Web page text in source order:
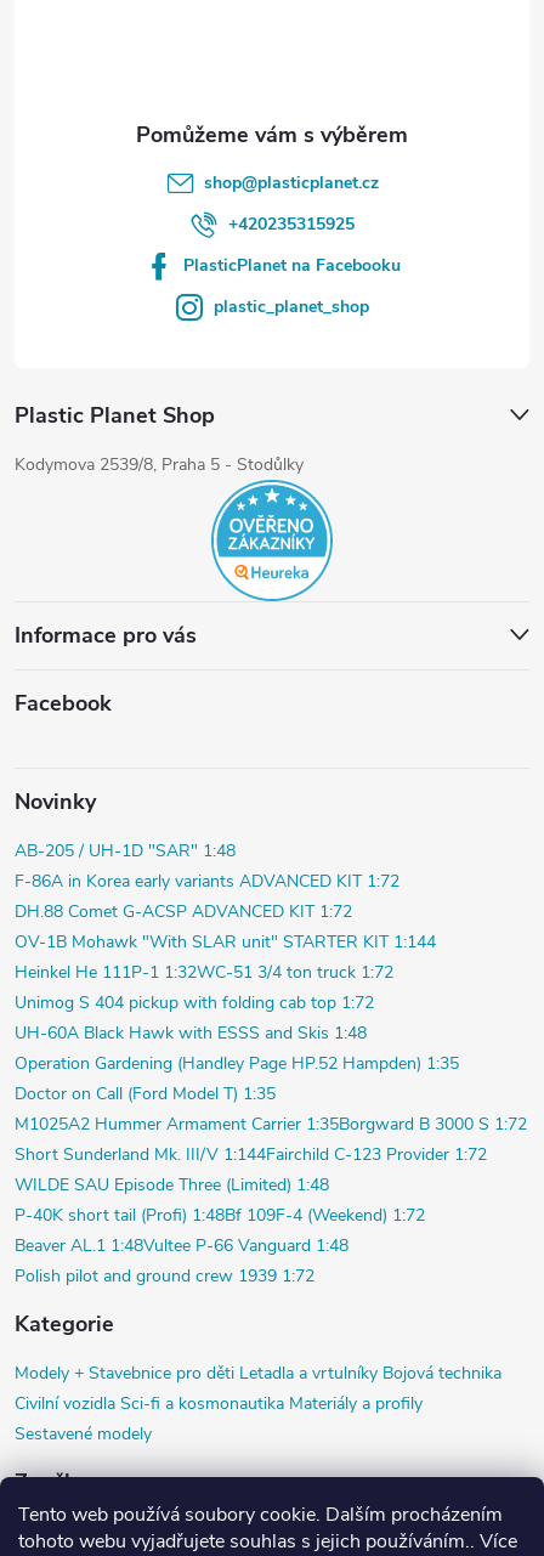
Tento web používá soubory cookie. Dalším procházením
tohoto webu vyjadřujete souhlas s jejich používáním.. Více
shop@plasticplanet.cz
+420235315925
PlasticPlanet na Facebooku
plastic_planet_shop
Plastic Planet Shop
Kodymova 2539/8, Praha 5 - Stodůlky
Informace pro vás
Facebook
Novinky
AB-205 / UH-1D "SAR" 1:48
F-86A in Korea early variants ADVANCED KIT 1:72
DH.88 Comet G-ACSP ADVANCED KIT 1:72
OV-1B Mohawk "With SLAR unit" STARTER KIT 1:144
Heinkel He 111P-1 1:32WC-51 3/4 ton truck 1:72
Unimog S 404 pickup with folding cab top 1:72
UH-60A Black Hawk with ESSS and Skis 1:48
Operation Gardening (Handley Page HP.52 Hampden) 1:35
Doctor on Call (Ford Model T) 1:35
M1025A2 Hummer Armament Carrier 1:35Borgward B 3000 S 1:72
Short Sunderland Mk. III/V 1:144Fairchild C-123 Provider 1:72
WILDE SAU Episode Three (Limited) 1:48
P-40K short tail (Profi) 1:48Bf 109F-4 (Weekend) 1:72
Beaver AL.1 1:48Vultee P-66 Vanguard 1:48
Polish pilot and ground crew 1939 1:72
Kategorie
Modely + Stavebnice pro děti Letadla a vrtulníky Bojová technika
Civilní vozidla Sci-fi a kosmonautika Materiály a profily
Sestavené modely
Značky
Airfix Black Dog Copper State Models SIA Diorama HM HR model